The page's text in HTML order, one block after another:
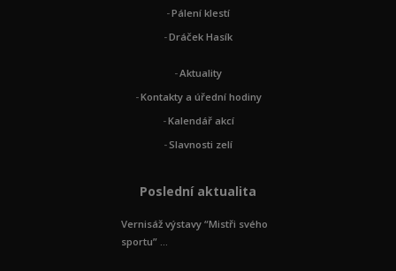
Pálení klestí
Dráček Hasík
Aktuality
Kontakty a úřední hodiny
Kalendář akcí
Slavnosti zelí
Poslední aktualita
Vernisáž výstavy “Mistři svého
sportu” ...